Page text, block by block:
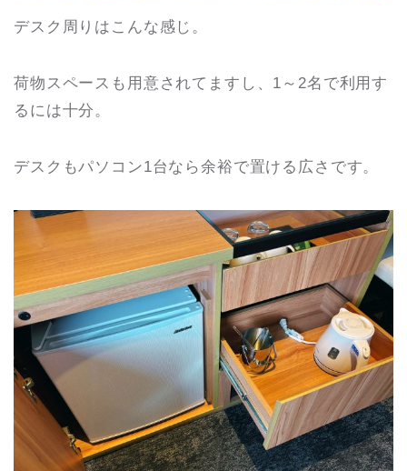
デスク周りはこんな感じ。
荷物スペースも用意されてますし、1～2名で利用す
るには十分。
デスクもパソコン1台なら余裕で置ける広さです。